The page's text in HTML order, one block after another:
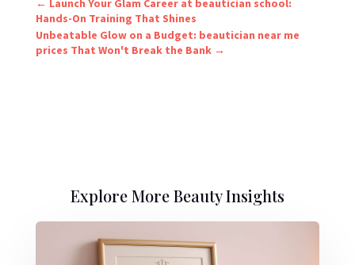
← Launch Your Glam Career at beautician school:
Hands-On Training That Shines
Unbeatable Glow on a Budget: beautician near me
prices That Won't Break the Bank→
Explore More Beauty Insights